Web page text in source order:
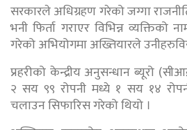
सरकारले अधिग्रहण गरेको जग्गा
भनी फिर्ता गराएर विभिन्न व्यक्तिको
गरेको अभियोगमा अख्तियारले
प्रहरीको केन्द्रीय अनुसन्धान ब्यूरो
२ सय ९९ रोपनी मध्ये १ सय १४ रोपनी
चलाउन सिफारिस गरेको थियो ।